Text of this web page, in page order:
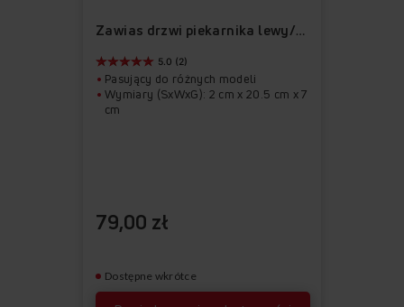
Zawias drzwi piekarnika lewy/prawy APWI1040
5.0 (2)
Pasujący do różnych modeli
Wymiary (SxWxG): 2 cm x 20.5 cm x 7
cm
79,00 zł
Dostępne wkrótce